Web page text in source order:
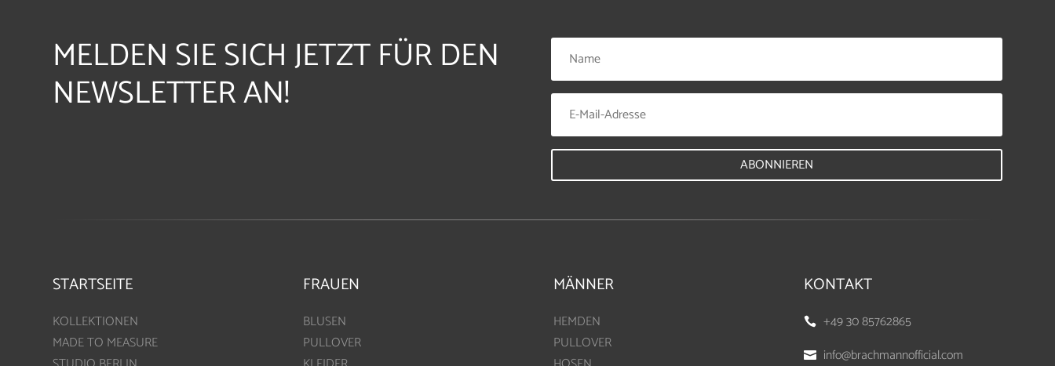
MELDEN SIE SICH JETZT FÜR DEN
NEWSLETTER AN!
ABONNIEREN
STARTSEITE
KOLLEKTIONEN
MADE TO MEASURE
FRAUEN
BLUSEN
PULLOVER
MÄNNER
HEMDEN
PULLOVER
KONTAKT
 +49 30 85762865
 info@brachmannofficial.com